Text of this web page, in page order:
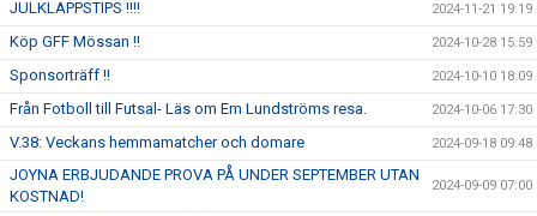
JULKLAPPSTIPS !!!! 2024-11-21 19:19
Köp GFF Mössan !! 2024-10-28 15:59
Sponsorträff !! 2024-10-10 18:09
Från Fotboll till Futsal- Läs om Em Lundströms resa. 2024-10-06 17:30
V.38: Veckans hemmamatcher och domare 2024-09-18 09:48
JOYNA ERBJUDANDE PROVA PÅ UNDER SEPTEMBER UTAN
KOSTNAD!
2024-09-09 07:00